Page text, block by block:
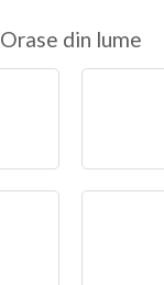
Orase din lume